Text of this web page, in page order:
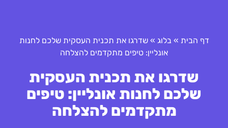
דף הבית »בלוג »שדרגו את תכנית העסקית שלכם לחנות
אונליין: טיפים מתקדמים להצלחה
שדרגו את תכנית העסקית
שלכם לחנות אונליין: טיפים
מתקדמים להצלחה